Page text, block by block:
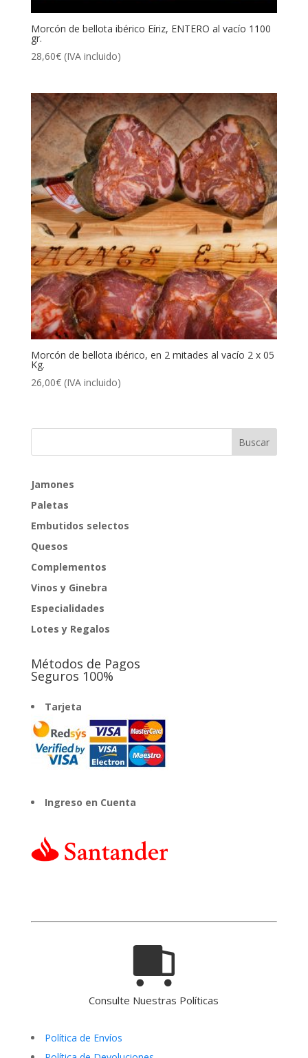
Morcón de bellota ibérico Eíriz, ENTERO al vacío 1100
gr.
28,60€ (IVA incluido)
Morcón de bellota ibérico, en 2 mitades al vacío 2 x 05
Kg.
26,00€ (IVA incluido)
Jamones
Paletas
Embutidos selectos
Quesos
Complementos
Vinos y Ginebra
Especialidades
Lotes y Regalos
Métodos de Pagos
Seguros 100%
Tarjeta
Ingreso en Cuenta
Consulte Nuestras Políticas
Política de Envíos